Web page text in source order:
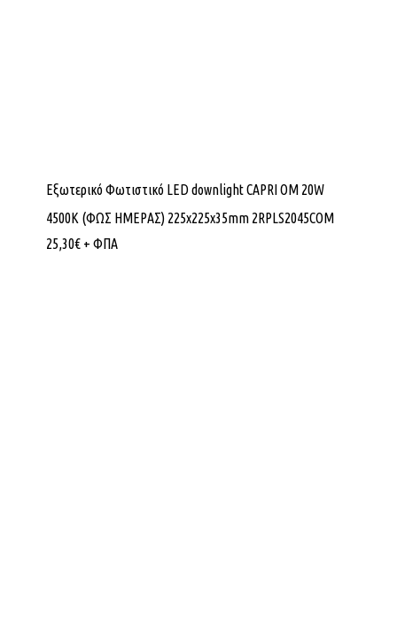
Εξωτερικό Φωτιστικό LED downlight CAPRI OM 20W
4500K (ΦΩΣ ΗΜΕΡΑΣ) 225x225x35mm 2RPLS2045COM
25,30€ + ΦΠΑ